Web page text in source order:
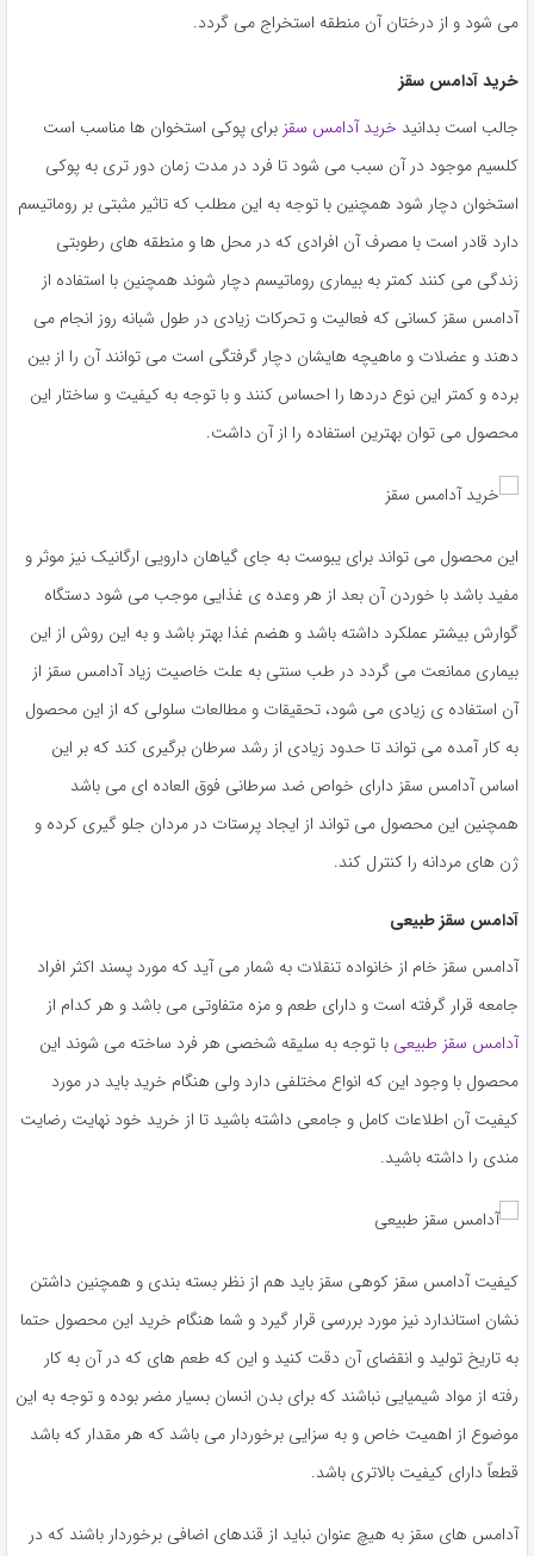
می شود و از درختان آن منطقه استخراج می گردد.
خرید آدامس سقز
جالب است بدانید خرید آدامس سقز برای پوکی استخوان ها مناسب است
کلسیم موجود در آن سبب می شود تا فرد در مدت زمان دور تری به پوکی
استخوان دچار شود همچنین با توجه به این مطلب که تاثیر مثبتی بر روماتیسم
دارد قادر است با مصرف آن افرادی که در محل ها و منطقه های رطوبتی
زندگی می کنند کمتر به بیماری روماتیسم دچار شوند همچنین با استفاده از
آدامس سقز کسانی که فعالیت و تحرکات زیادی در طول شبانه روز انجام می
دهند و عضلات و ماهیچه هایشان دچار گرفتگی است می توانند آن را از بین
برده و کمتر این نوع دردها را احساس کنند و با توجه به کیفیت و ساختار این
محصول می توان بهترین استفاده را از آن داشت.
این محصول می تواند برای یبوست به جای گیاهان دارویی ارگانیک نیز موثر و
مفید باشد با خوردن آن بعد از هر وعده ی غذایی موجب می شود دستگاه
گوارش بیشتر عملکرد داشته باشد و هضم غذا بهتر باشد و به این روش از این
بیماری ممانعت می گردد در طب سنتی به علت خاصیت زیاد آدامس سقز از
آن استفاده ی زیادی می شود، تحقیقات و مطالعات سلولی که از این محصول
به کار آمده می تواند تا حدود زیادی از رشد سرطان برگیری کند که بر این
اساس آدامس سقز دارای خواص ضد سرطانی فوق العاده ای می باشد
همچنین این محصول می تواند از ایجاد پرستات در مردان جلو گیری کرده و
ژن های مردانه را کنترل کند.
آدامس سقز طبیعی
آدامس سقز خام از خانواده تنقلات به شمار می آید که مورد پسند اکثر افراد
جامعه قرار گرفته است و دارای طعم و مزه متفاوتی می باشد و هر کدام از
آدامس سقز طبیعی با توجه به سلیقه شخصی هر فرد ساخته می شوند این
محصول با وجود این که انواع مختلفی دارد ولی هنگام خرید باید در مورد
کیفیت آن اطلاعات کامل و جامعی داشته باشید تا از خرید خود نهایت رضایت
مندی را داشته باشید.
کیفیت آدامس سقز کوهی سقز باید هم از نظر بسته بندی و همچنین داشتن
نشان استاندارد نیز مورد بررسی قرار گیرد و شما هنگام خرید این محصول حتما
به تاریخ تولید و انقضای آن دقت کنید و این که طعم های که در آن به کار
رفته از مواد شیمیایی نباشند که برای بدن انسان بسیار مضر بوده و توجه به این
موضوع از اهمیت خاص و به سزایی برخوردار می باشد که هر مقدار که باشد
قطعاً دارای کیفیت بالاتری باشد.
آدامس های سقز به هیچ عنوان نباید از قندهای اضافی برخوردار باشند که در